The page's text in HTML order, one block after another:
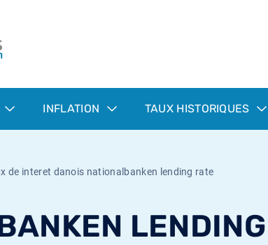
INFLATION TAUX HISTORIQUES
de interet danois nationalbanken lending rate